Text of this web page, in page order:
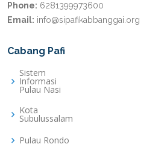
Phone: 6281399973600
Email: info@sipafikabbanggai.org
Cabang Pafi
Sistem
Informasi
Pulau Nasi
Kota
Subulussalam
Pulau Rondo